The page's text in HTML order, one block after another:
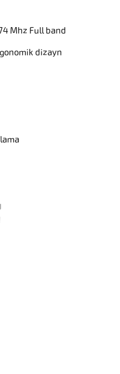
Mhz Full band
dizayn